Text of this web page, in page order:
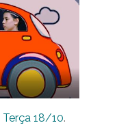
Terça 18/10.